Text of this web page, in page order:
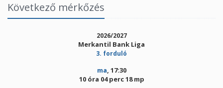
Következő mérkőzés
2026/2027
Merkantil Bank Liga
3. forduló
ma, 17:30
10 óra 04 perc 18 mp